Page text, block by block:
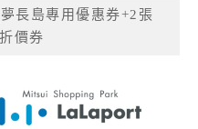
長島專用優惠券+2張
價券